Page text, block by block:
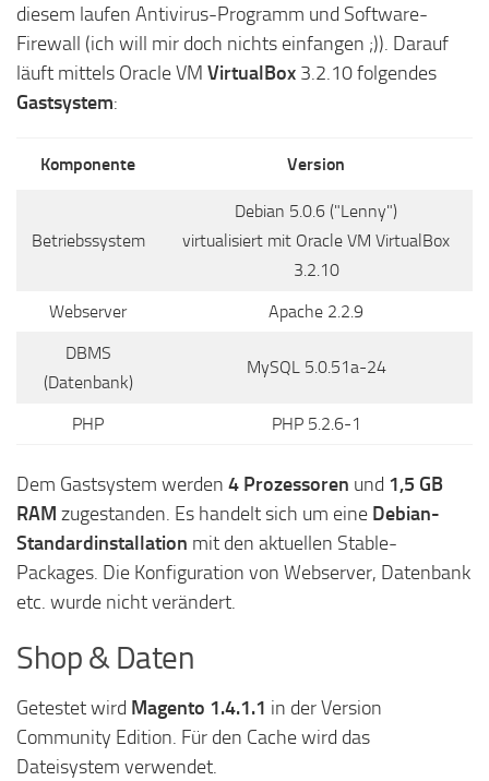
diesem laufen Antivirus-Programm und Software-
Firewall (ich will mir doch nichts einfangen ;)). Darauf
läuft mittels Oracle VM VirtualBox 3.2.10 folgendes
Gastsystem:
Komponente Version
Betriebssystem
Debian 5.0.6 ("Lenny")
virtualisiert mit Oracle VM VirtualBox
3.2.10
Webserver
Apache 2.2.9
DBMS
(Datenbank)
MySQL 5.0.51a-24
PHP PHP 5.2.6-1
Dem Gastsystem werden 4 Prozessoren und 1,5 GB
RAM zugestanden. Es handelt sich um eine Debian-
Standardinstallation mit den aktuellen Stable-
Packages. Die Konfiguration von Webserver, Datenbank
etc. wurde nicht verändert.
Shop & Daten
Getestet wird Magento 1.4.1.1 in der Version
Community Edition. Für den Cache wird das
Dateisystem verwendet.